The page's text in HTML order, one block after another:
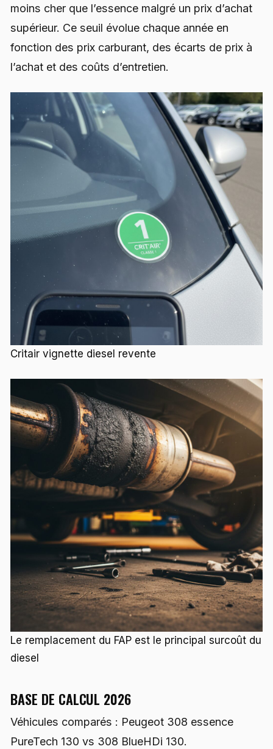
moins cher que l’essence malgré un prix d’achat
supérieur. Ce seuil évolue chaque année en
fonction des prix carburant, des écarts de prix à
l’achat et des coûts d’entretien.
Critair vignette diesel revente
Le remplacement du FAP est le principal surcoût du
diesel
BASE DE CALCUL 2026
Véhicules comparés : Peugeot 308 essence
PureTech 130 vs 308 BlueHDi 130.